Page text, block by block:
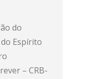
do
Espírito
– CRB-